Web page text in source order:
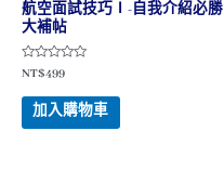
航空面試技巧Ⅰ-自我介紹必勝
大補帖
評
0
滿
分
5
NT$499
加入購物車